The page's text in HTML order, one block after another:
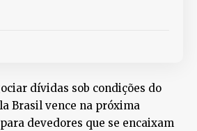
dívidas sob condições do
Brasil vence na próxima
devedores que se encaixam